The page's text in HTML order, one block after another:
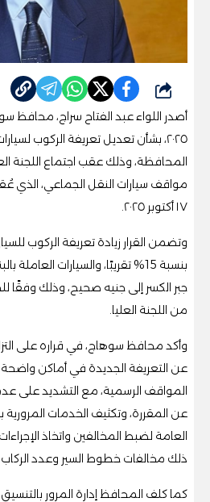
شارك
٢٠٢٥، بشأن تعديل تعريفة الركوب
المحافظة، وذلك عقب اجتماع اللجنة
مواقف سيارات النقل الجماعي، الذي
١٧ أكتوبر ٢٠٢٥.
وتضمن القرار زيادة تعريفة الركوب
جبر الكسر إلى جنيه صحيح، وذلك وفقًا
من اللجنة العليا.
وأكد محافظ سوهاج، في قراره على
عن التعريفة الجديدة في أماكن
المواقف الرسمية، مع التشديد على
عن المقررة، وتكثيف الخدمات
العامة لضبط المخالفين واتخاذ
ذلك مخالفات خطوط السير وعدد الركاب
كما كلف المحافظ إدارة المرور بالتنسيق